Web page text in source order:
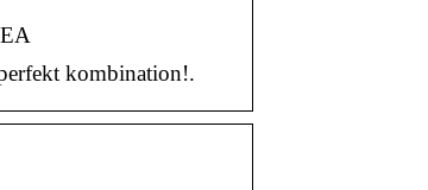
kombination!.